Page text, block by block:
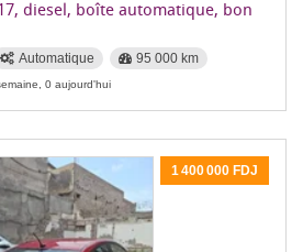
diesel, boîte automatique, bon
Automatique 95 000 km
0 aujourd'hui
1 400 000 FDJ